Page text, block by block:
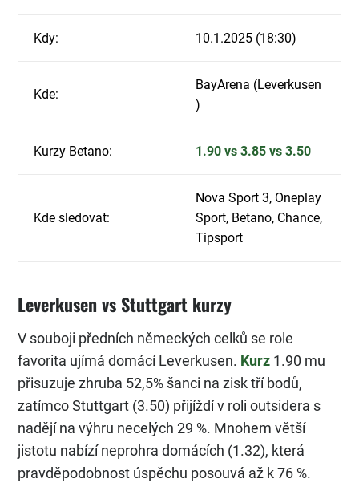
Kdy: 10.1.2025 (18:30)
Kde:
BayArena (Leverkusen
)
Kurzy Betano: 1.90 vs 3.85 vs 3.50
Kde sledovat:
Nova Sport 3, Oneplay
Sport, Betano, Chance,
Tipsport
Leverkusen vs Stuttgart kurzy
V souboji předních německých celků se role
favorita ujímá domácí Leverkusen. Kurz 1.90 mu
přisuzuje zhruba 52,5% šanci na zisk tří bodů,
zatímco Stuttgart (3.50) přijíždí v roli outsidera s
nadějí na výhru necelých 29 %. Mnohem větší
jistotu nabízí neprohra domácích (1.32), která
pravděpodobnost úspěchu posouvá až k 76 %.